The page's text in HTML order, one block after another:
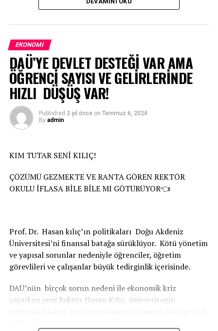
EKONOMI
DAÜ’YE DEVLET DESTEĞİ VAR AMA
ÖĞRENCİ SAYISI VE GELİRLERİNDE
HIZLI DÜŞÜŞ VAR!
Published 2 yıl önce on Temmuz 6, 2024
By admin
KIM TUTAR SENİ KILIÇ!
ÇÖZÜMÜ GEZMEKTE VE RANTA GÖREN REKTÖR
OKULU İFLASA BİLE BİLE MI GÖTÜRÜYOR👈
Prof. Dr. Hasan kılıç’ın politikaları Doğu Akdeniz
Üniversitesi’ni finansal batağa sürüklüyor. Kötü yönetim
ve yapısal sorunlar nedeniyle öğrenciler, öğretim
görevlileri ve çalışanlar büyük tedirginlik içerisinde.
DAÜ’nün birçok sorun nedeni ile ekonomik kriz
yaşarken yeni Rektör Hasan Kılıç, üniversitenin